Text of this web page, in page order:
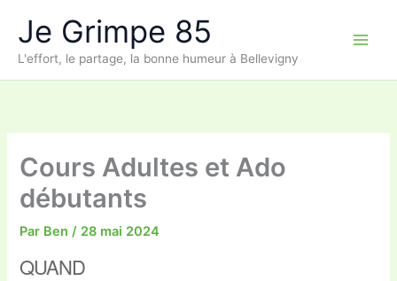
contenu
Je Grimpe 85
L'effort, le partage, la bonne humeur à Bellevigny
Cours Adultes et Ado
débutants
Par Ben/ 28 mai 2024
QUAND